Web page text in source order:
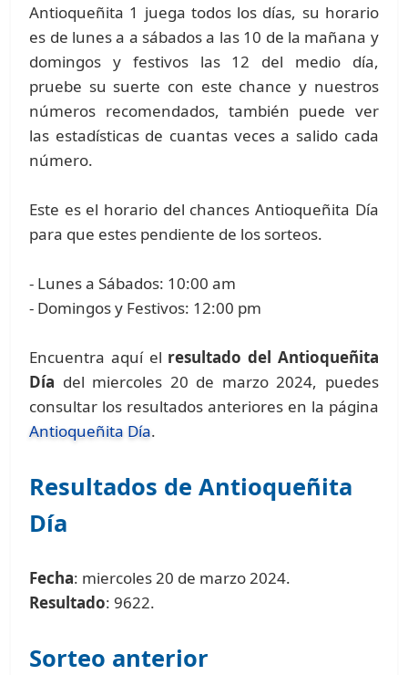
Antioqueñita 1 juega todos los días, su horario
es de lunes a a sábados a las 10 de la mañana y
domingos y festivos las 12 del medio día,
pruebe su suerte con este chance y nuestros
números recomendados, también puede ver
las estadísticas de cuantas veces a salido cada
número.
Este es el horario del chances Antioqueñita Día
para que estes pendiente de los sorteos.
- Lunes a Sábados: 10:00 am
- Domingos y Festivos: 12:00 pm
Encuentra aquí el resultado del Antioqueñita
Día del miercoles 20 de marzo 2024, puedes
consultar los resultados anteriores en la página
Antioqueñita Día.
Resultados de Antioqueñita
Día
Fecha: miercoles 20 de marzo 2024.
Resultado: 9622.
Sorteo anterior